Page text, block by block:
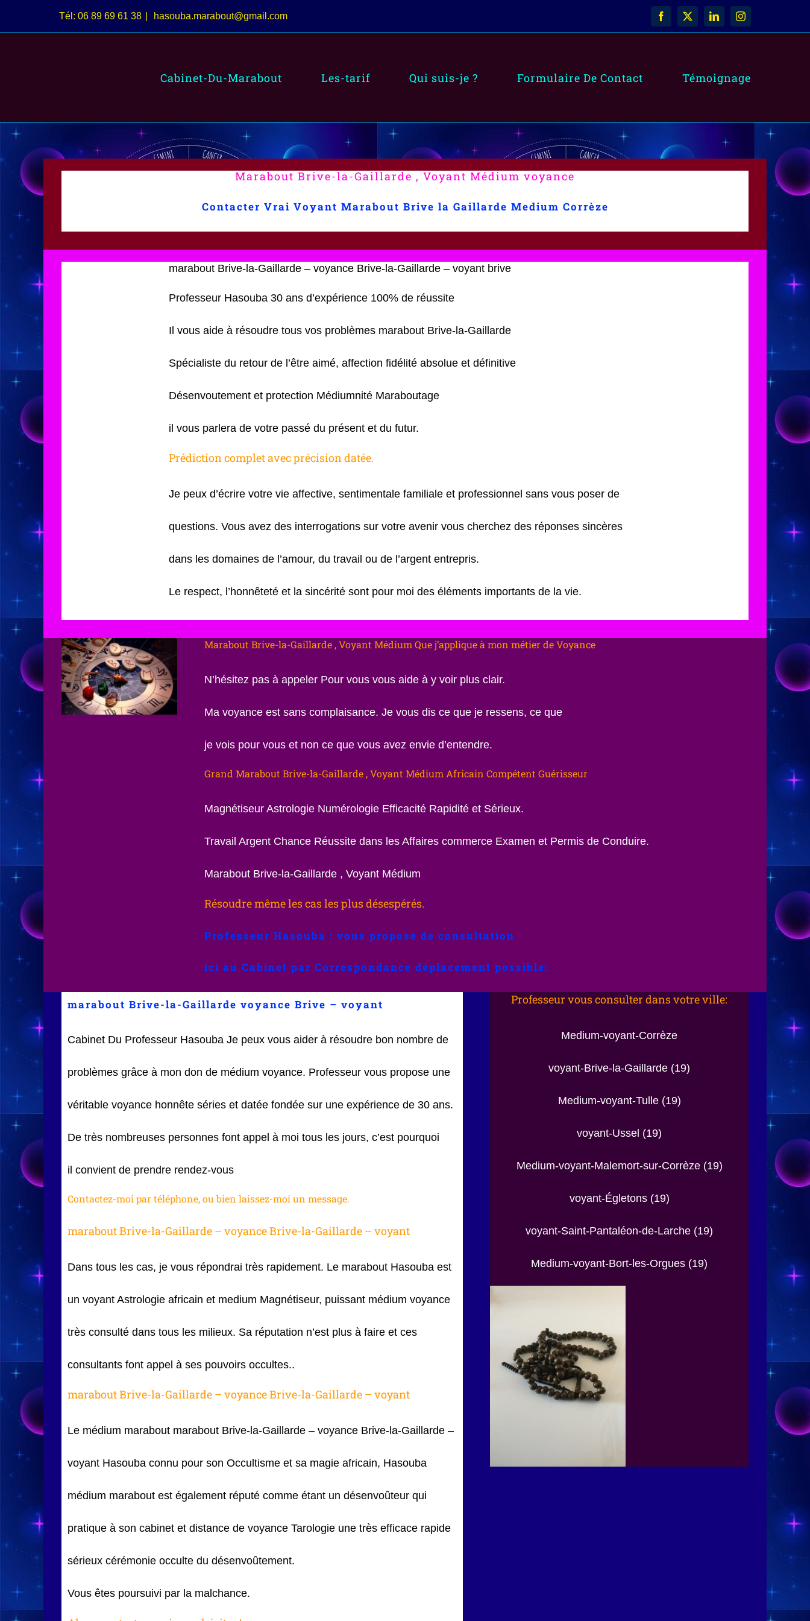
au
Tél: 06 89 69 61 38 hasouba.marabout@gmail.com Facebook
X LinkedInInstagram
Cabinet-Du-Marabout Les-tarif Qui suis-je ? Formulaire De Contact Témoignage
Marabout Brive-la-Gaillarde , Voyant Médium voyance
Contacter Vrai Voyant Marabout Brive la Gaillarde Medium Corrèze
marabout Brive-la-Gaillarde – voyance Brive-la-Gaillarde – voyant brive
Professeur Hasouba 30 ans d’expérience 100% de réussite
Il vous aide à résoudre tous vos problèmes marabout Brive-la-Gaillarde
Spécialiste du retour de l’être aimé, affection fidélité absolue et définitive
Désenvoutement et protection Médiumnité Maraboutage
il vous parlera de votre passé du présent et du futur.
Prédiction complet avec précision datée.
Je peux d’écrire votre vie affective, sentimentale familiale et professionnel sans vous poser de
questions. Vous avez des interrogations sur votre avenir vous cherchez des réponses sincères
dans les domaines de l’amour, du travail ou de l’argent entrepris.
Le respect, l’honnêteté et la sincérité sont pour moi des éléments importants de la vie.
Marabout Brive-la-Gaillarde , Voyant Médium Que j’applique à mon métier de Voyance
N’hésitez pas à appeler Pour vous vous aide à y voir plus clair.
Ma voyance est sans complaisance. Je vous dis ce que je ressens, ce que
je vois pour vous et non ce que vous avez envie d’entendre.
Grand Marabout Brive-la-Gaillarde , Voyant Médium Africain Compétent Guérisseur
Magnétiseur Astrologie Numérologie Efficacité Rapidité et Sérieux.
Travail Argent Chance Réussite dans les Affaires commerce Examen et Permis de Conduire.
Marabout Brive-la-Gaillarde , Voyant Médium
Résoudre même les cas les plus désespérés.
Professeur Hasouba : vous propose de consultation
ici au Cabinet par Correspondance déplacement possible:
marabout Brive-la-Gaillarde voyance Brive – voyant
Cabinet Du Professeur Hasouba Je peux vous aider à résoudre bon nombre de
problèmes grâce à mon don de médium voyance. Professeur vous propose une
véritable voyance honnête séries et datée fondée sur une expérience de 30 ans.
De très nombreuses personnes font appel à moi tous les jours, c’est pourquoi
il convient de prendre rendez-vous
Contactez-moi par téléphone, ou bien laissez-moi un message.
marabout Brive-la-Gaillarde – voyance Brive-la-Gaillarde – voyant
Dans tous les cas, je vous répondrai très rapidement. Le marabout Hasouba est
un voyant Astrologie africain et medium Magnétiseur, puissant médium voyance
très consulté dans tous les milieux. Sa réputation n’est plus à faire et ces
consultants font appel à ses pouvoirs occultes..
marabout Brive-la-Gaillarde – voyance Brive-la-Gaillarde – voyant
Le médium marabout marabout Brive-la-Gaillarde – voyance Brive-la-Gaillarde –
voyant Hasouba connu pour son Occultisme et sa magie africain, Hasouba
médium marabout est également réputé comme étant un désenvoûteur qui
pratique à son cabinet et distance de voyance Tarologie une très efficace rapide
sérieux cérémonie occulte du désenvoûtement.
Vous êtes poursuivi par la malchance.
Professeur vous consulter dans votre ville:
Medium-voyant-Corrèze
voyant-Brive-la-Gaillarde (19)
Medium-voyant-Tulle (19)
voyant-Ussel (19)
Medium-voyant-Malemort-sur-Corrèze (19)
voyant-Égletons (19)
voyant-Saint-Pantaléon-de-Larche (19)
Medium-voyant-Bort-les-Orgues (19)